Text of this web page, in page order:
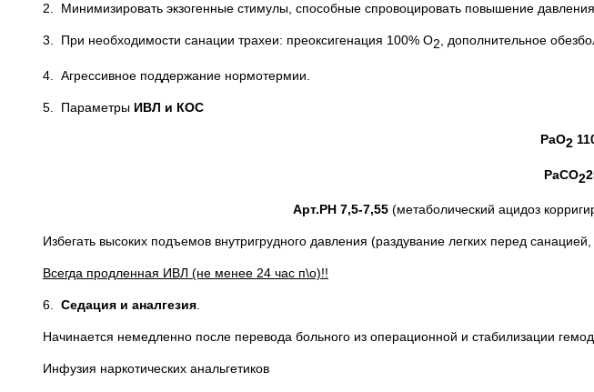
2. Минимизировать экзогенные стимулы, способные спровоцировать повышение
3. При необходимости санации трахеи: преоксигенация 100% О2 , дополнительное
4. Агрессивное поддержание нормотермии.
5. Параметры ИВЛ и КОС
РаО2
РаСО2
Арт.РН 7,5-7,55 (метаболический ацидоз
Избегать высоких подъемов внутригрудного давления (раздувание легких перед
Всегда продленная ИВЛ (не менее 24 час п\о)!!
6. Седация и аналгезия.
Начинается немедленно после перевода больного из операционной и стабилизации
Инфузия наркотических анальгетиков